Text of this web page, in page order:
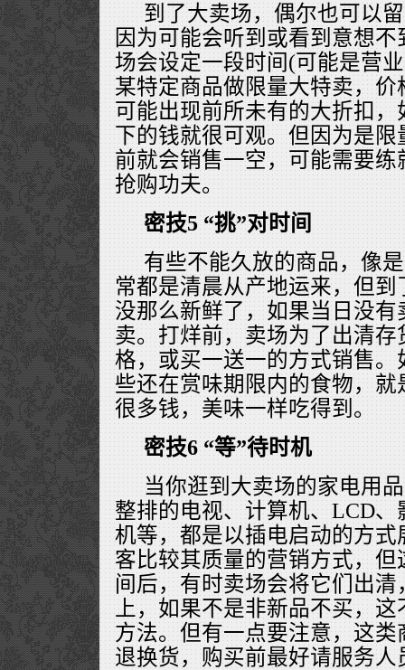
到了大卖场，偶尔也可以
因为可能会听到或看到意想
场会设定一段时间(可能是营
某特定商品做限量大特卖，
可能出现前所未有的大折扣
下的钱就很可观。但因为是
前就会销售一空，可能需要练
抢购功夫。
密技5 “挑”对时间
有些不能久放的商品，像
常都是清晨从产地运来，但
没那么新鲜了，如果当日没
卖。打烊前，卖场为了出清
格，或买一送一的方式销售
些还在赏味期限内的食物，
很多钱，美味一样吃得到。
密技6 “等”待时机
当你逛到大卖场的家电用
整排的电视、计算机、LCD
机等，都是以插电启动的方
客比较其质量的营销方式，
间后，有时卖场会将它们出
上，如果不是非新品不买，
方法。但有一点要注意，这
退换货，购买前最好请服务